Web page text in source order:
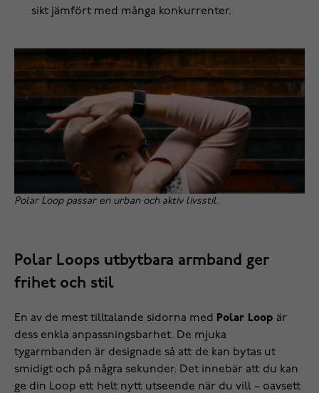
sikt jämfört med många konkurrenter.
Polar Loop passar en urban och aktiv livsstil.
Polar Loops utbytbara armband ger
frihet och stil
En av de mest tilltalande sidorna med Polar Loop är
dess enkla anpassningsbarhet. De mjuka
tygarmbanden är designade så att de kan bytas ut
smidigt och på några sekunder. Det innebär att du kan
ge din Loop ett helt nytt utseende när du vill – oavsett